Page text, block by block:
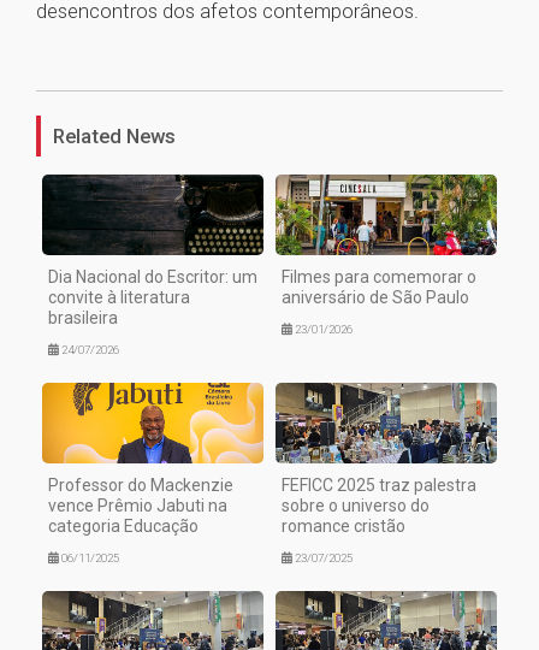
desencontros dos afetos contemporâneos.
Related News
Dia Nacional do Escritor: um
convite à literatura
brasileira
24/07/2026
Filmes para comemorar o
aniversário de São Paulo
23/01/2026
Professor do Mackenzie
vence Prêmio Jabuti na
categoria Educação
06/11/2025
FEFICC 2025 traz palestra
sobre o universo do
romance cristão
23/07/2025